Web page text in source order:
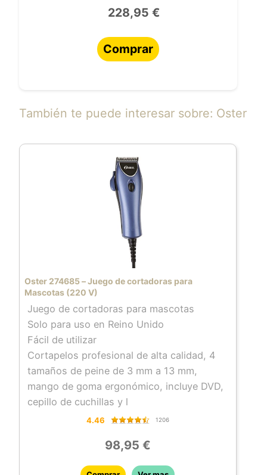
228,95 €
Comprar
También te puede interesar sobre: Oster
Oster 274685 – Juego de cortadoras para
Mascotas (220 V)
Juego de cortadoras para mascotas
Solo para uso en Reino Unido
Fácil de utilizar
Cortapelos profesional de alta calidad, 4
tamaños de peine de 3 mm a 13 mm,
mango de goma ergonómico, incluye DVD,
cepillo de cuchillas y l
4.46 1206
98,95 €